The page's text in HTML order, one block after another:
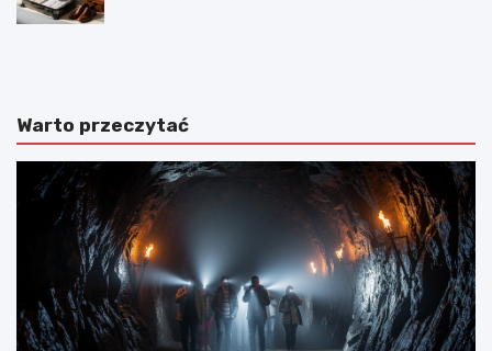
N
ę
k
n
w
y
C
t
o
z
ć
n
Warto przeczytać